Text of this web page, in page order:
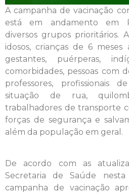
A campanha de vacinação
está em andamento em
diversos grupos prioritários.
idosos, crianças de 6
gestantes, puérperas,
comorbidades, pessoas com
professores, profissionais
situação de rua,
trabalhadores de transporte
forças de segurança e
além da população em geral.
De acordo com as
Secretaria de Saúde nesta
campanha de vacinação